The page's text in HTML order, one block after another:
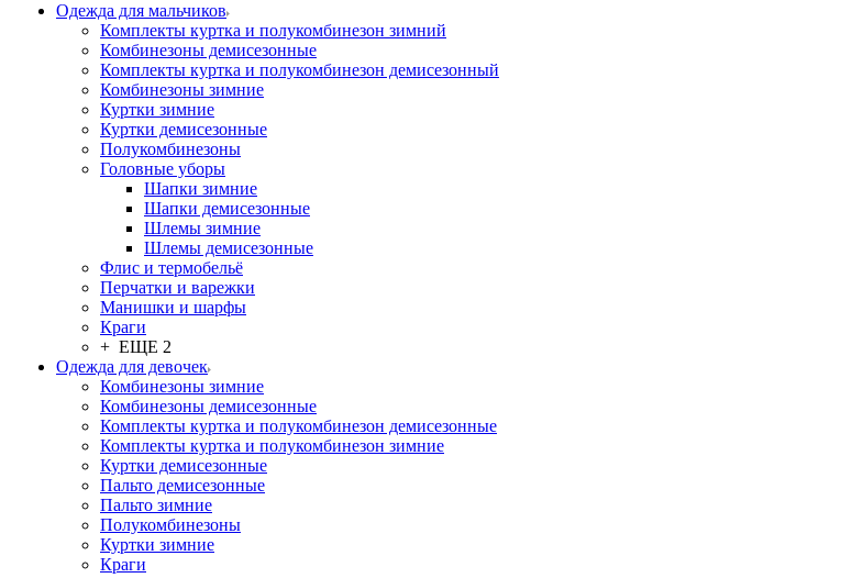
Одежда для мальчиков
Комплекты куртка и полукомбинезон зимний
Комбинезоны демисезонные
Комплекты куртка и полукомбинезон демисезонный
Комбинезоны зимние
Куртки зимние
Куртки демисезонные
Полукомбинезоны
Головные уборы
Шапки зимние
Шапки демисезонные
Шлемы зимние
Шлемы демисезонные
Флис и термобельё
Перчатки и варежки
Манишки и шарфы
Краги
+ ЕЩЕ 2
Одежда для девочек
Комбинезоны зимние
Комбинезоны демисезонные
Комплекты куртка и полукомбинезон демисезонные
Комплекты куртка и полукомбинезон зимние
Куртки демисезонные
Пальто демисезонные
Пальто зимние
Полукомбинезоны
Куртки зимние
Краги